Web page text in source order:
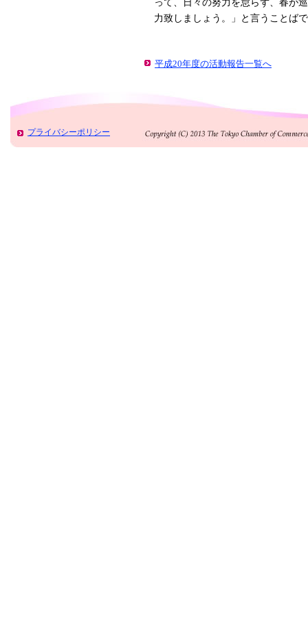
って、日々の努力を怠らず、春が
力致しましょう。」と言うことば
平成20年度の活動報告一覧へ
プライバシーポリシー